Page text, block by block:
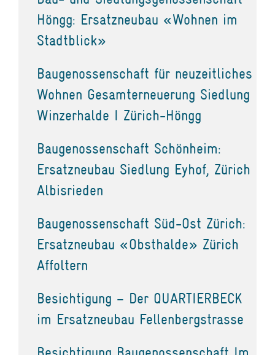
Höngg: Ersatzneubau «Wohnen im
Stadtblick»
Baugenossenschaft für neuzeitliches
Wohnen Gesamterneuerung Siedlung
Winzerhalde I Zürich-Höngg
Baugenossenschaft Schönheim:
Ersatzneubau Siedlung Eyhof, Zürich
Albisrieden
Baugenossenschaft Süd-Ost Zürich:
Ersatzneubau «Obsthalde» Zürich
Affoltern
Besichtigung – Der QUARTIERBECK
im Ersatzneubau Fellenbergstrasse